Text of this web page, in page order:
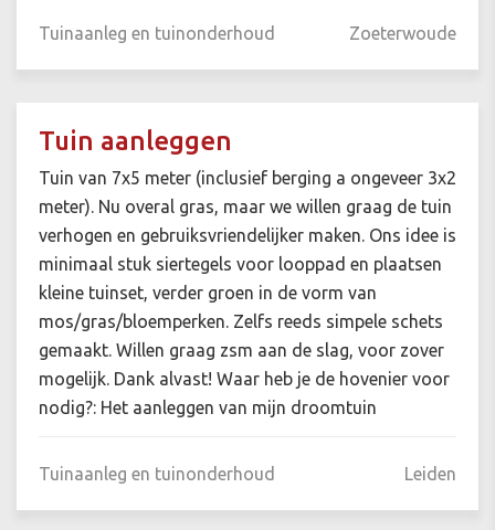
Tuinaanleg en tuinonderhoud Zoeterwoude
Tuin aanleggen
Tuin van 7x5 meter (inclusief berging a ongeveer 3x2
meter). Nu overal gras, maar we willen graag de tuin
verhogen en gebruiksvriendelijker maken. Ons idee is
minimaal stuk siertegels voor looppad en plaatsen
kleine tuinset, verder groen in de vorm van
mos/gras/bloemperken. Zelfs reeds simpele schets
gemaakt. Willen graag zsm aan de slag, voor zover
mogelijk. Dank alvast! Waar heb je de hovenier voor
nodig?: Het aanleggen van mijn droomtuin
Tuinaanleg en tuinonderhoud Leiden